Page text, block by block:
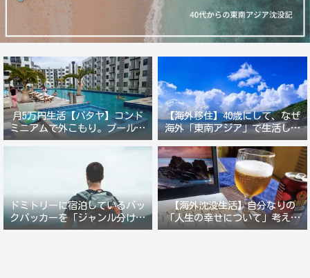
月5万円生活【パタヤ】コンド
ミニアムで外こもり。プール付
き新築コンドでステーキ&ウオ
【海外移住】40歳にして、なぜ
海外「東南アジア」で生活しよ
うと思ったのか？
ドミトリーに宿泊しているバッ
クパッカーを「ジャンル分けし
て人間観察」が楽しい。
【海外沈没生活】自分なりの
「人生の幸せについて」考えて
みる。